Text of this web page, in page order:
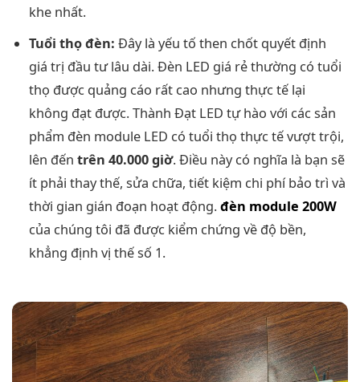
khe nhất.
Tuổi thọ đèn: Đây là yếu tố then chốt quyết định
giá trị đầu tư lâu dài. Đèn LED giá rẻ thường có tuổi
thọ được quảng cáo rất cao nhưng thực tế lại
không đạt được. Thành Đạt LED tự hào với các sản
phẩm đèn module LED có tuổi thọ thực tế vượt trội,
lên đếntrên 40.000 giờ. Điều này có nghĩa là bạn sẽ
ít phải thay thế, sửa chữa, tiết kiệm chi phí bảo trì và
thời gian gián đoạn hoạt động.đèn module 200W
của chúng tôi đã được kiểm chứng về độ bền,
khẳng định vị thế số 1.